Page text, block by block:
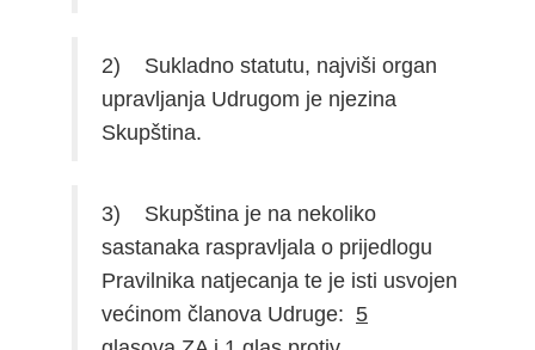
2) Sukladno statutu, najviši organ
upravljanja Udrugom je njezina
Skupština.
3) Skupština je na nekoliko
sastanaka raspravljala o prijedlogu
Pravilnika natjecanja te je isti usvojen
većinom članova Udruge: 5